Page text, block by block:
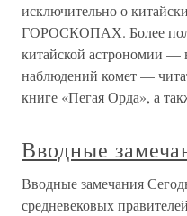
исключительно о
ГОРОСКОПАХ. Более
китайской астрономии —
наблюдений комет —
книге «Пегая Орда», а
Вводные
Вводные замечания
средневековых